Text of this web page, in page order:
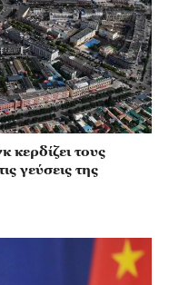
κερδίζει τους
γεύσεις της